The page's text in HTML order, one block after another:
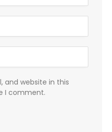
and website in this
I comment.